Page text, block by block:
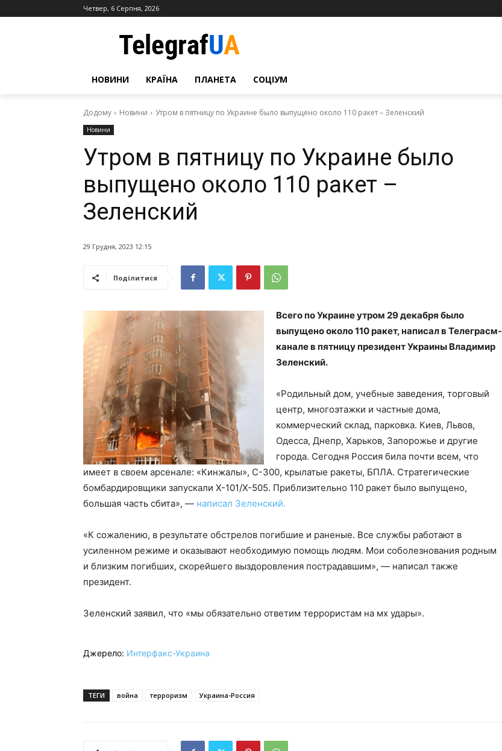
Четвер, 6 Серпня, 2026
НОВИНИ КРАЇНА ПЛАНЕТА СОЦІУМ
Додому Новини Утром в пятницу по Украине было выпущено около 110 ракет – Зеленский
Новини
Утром в пятницу по Украине было
выпущено около 110 ракет –
Зеленский
29 Грудня, 2023 12:15
Поділитися
Всего по Украине утром 29 декабря было
выпущено около 110 ракет, написал в Телеграсм-
канале в пятницу президент Украины Владимир
Зеленский.
«Родильный дом, учебные заведения, торговый
центр, многоэтажки и частные дома,
коммерческий склад, парковка. Киев, Львов,
Одесса, Днепр, Харьков, Запорожье и другие
города. Сегодня Россия била почти всем, что
имеет в своем арсенале: «Кинжалы», С-300, крылатые ракеты, БПЛА. Стратегические
бомбардировщики запускали Х-101/Х-505. Приблизительно 110 ракет было выпущено,
большая часть сбита», — написал Зеленский.
«К сожалению, в результате обстрелов погибшие и раненые. Все службы работают в
усиленном режиме и оказывают необходимую помощь людям. Мои соболезнования родным
и близким погибших, скорейшего выздоровления пострадавшим», — написал также
президент.
Зеленский заявил, что «мы обязательно ответим террористам на мх удары».
Джерело: Интерфакс-Украина
ТЕГИ война терроризм Украина-Россия